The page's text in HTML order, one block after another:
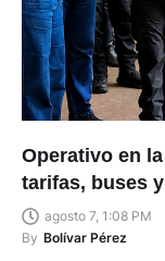
Operativo en
tarifas, buses
agosto 7, 1:08 PM
By Bolívar Pérez